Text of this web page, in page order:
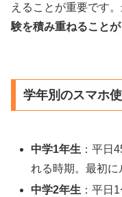
えることが重要です
験を積み重ねること
学年別のスマホ
中学1年生 ：平日
れる時期。最初に
中学2年生 ：平日